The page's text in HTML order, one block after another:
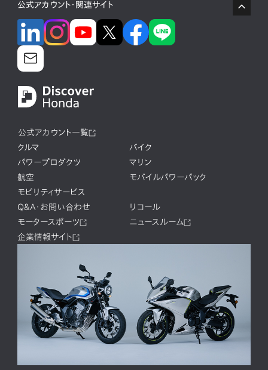
公式アカウント・関連サイト
公式アカウント一覧
クルマ
バイク
パワープロダクツ
マリン
航空
モバイルパワーパック
モビリティサービス
Q&A・お問い合わせ
リコール
モータースポーツ
ニュースルーム
企業情報サイト